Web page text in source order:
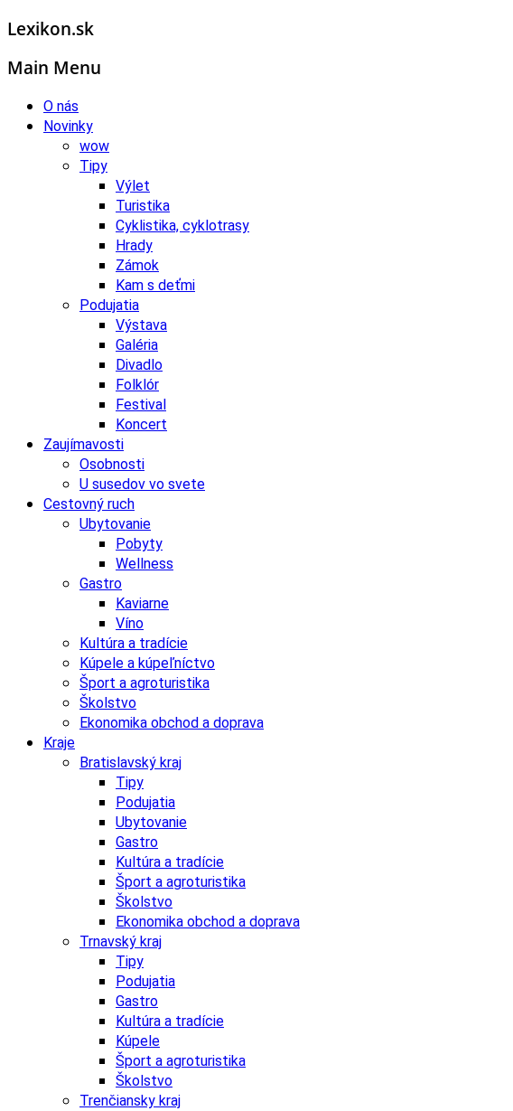
Lexikon.sk
Main Menu
O nás
Novinky
wow
Tipy
Výlet
Turistika
Cyklistika, cyklotrasy
Hrady
Zámok
Kam s deťmi
Podujatia
Výstava
Galéria
Divadlo
Folklór
Festival
Koncert
Zaujímavosti
Osobnosti
U susedov vo svete
Cestovný ruch
Ubytovanie
Pobyty
Wellness
Gastro
Kaviarne
Víno
Kultúra a tradície
Kúpele a kúpeľníctvo
Šport a agroturistika
Školstvo
Ekonomika obchod a doprava
Kraje
Bratislavský kraj
Tipy
Podujatia
Ubytovanie
Gastro
Kultúra a tradície
Šport a agroturistika
Školstvo
Ekonomika obchod a doprava
Trnavský kraj
Tipy
Podujatia
Gastro
Kultúra a tradície
Kúpele
Šport a agroturistika
Školstvo
Trenčiansky kraj